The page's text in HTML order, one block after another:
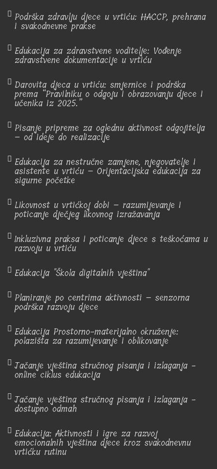
Podrška zdravlju djece u vrtiću: HACCP, prehrana
i svakodnevne prakse
Edukacija za zdravstvene voditelje: Vođenje
zdravstvene dokumentacije u vrtiću
Darovita djeca u vrtiću: smjernice i podrška
prema “Pravilniku o odgoju i obrazovanju djece i
učenika iz 2025.”
Pisanje pripreme za oglednu aktivnost odgojitelja
– od ideje do realizacije
Edukacija za nestručne zamjene, njegovatelje i
asistente u vrtiću – Orijentacijska edukacija za
sigurne početke
Likovnost u vrtićkoj dobi – razumijevanje i
poticanje dječjeg likovnog izražavanja
Inkluzivna praksa i poticanje djece s teškoćama u
razvoju u vrtiću
Edukacija "Škola digitalnih vještina"
Planiranje po centrima aktivnosti – senzorna
podrška razvoju djece
Edukacija Prostorno-materijalno okruženje:
polazišta za razumijevanje i oblikovanje
Jačanje vještina stručnog pisanja i izlaganja -
online ciklus edukacija
Jačanje vještina stručnog pisanja i izlaganja -
dostupno odmah
Edukacija: Aktivnosti i igre za razvoj
emocionalnih vještina djece kroz svakodnevnu
vrtićku rutinu